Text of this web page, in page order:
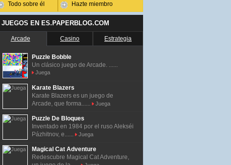
Todo sobre él Hazte miembro
JUEGOS EN ES.PAPERBLOG.COM
Arcade Casino Estrategia
Puzzle Bobble
Un clásico juego de Arcade. ......
Juega
Karate Blazers
Karate Blazers es un juego de
Arcade, que forma......
Juega
Puzzle De Bloques
Inventado en 1984 por el ruso Alekséi
Pázhitnov, e......
Juega
Magical Cat Adventure
Redescubre Magical Cat Adventure,